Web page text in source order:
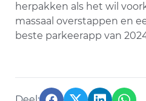
herpakken als het wil
massaal overstappen en
beste parkeerapp van